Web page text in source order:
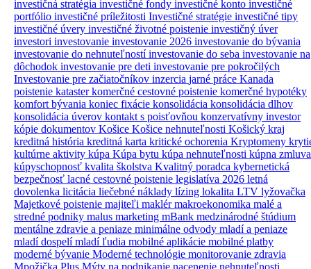
investičná stratégia investičné fondy investičné konto investičné
portfólio investičné príležitosti Investičné stratégie investičné tipy
investičné úvery investičné životné poistenie investičný úver
investori investovanie investovanie 2026 investovanie do bývania
investovanie do nehnuteľnostíinvestovanie do seba investovanie na
dôchodok investovanie pre deti investovanie pre pokročilých
Investovanie pre začiatočníkov inzercia jarné práce Kanada
poistenie katasterkomerčné cestovné poistenie komerčné hypotéky
komfort bývania koniec fixácie konsolidácia konsolidácia dlhov
konsolidácia úverov kontakt s poisťovňou konzervatívny investor
kópie dokumentov Košice Košice nehnuteľnosti Košický kraj
kreditná história kreditná karta kritické ochorenia Kryptomeny
kultúrne aktivity kúpa Kúpa bytu kúpa nehnuteľnosti kúpna zmluva
kúpyschopnosť kvalita školstva Kvalitný poradca kybernetická
bezpečnosť lacné cestovné poistenie legislatíva 2026 letná
dovolenka licitácia liečebné náklady lízing lokalita LTV lyžovačka
Majetkové poistenie majiteľi maklérmakroekonomika malé a
stredné podniky malus marketing mBank medzinárodné štúdium
mentálne zdravie a peniaze minimálne odvody mladí a peniaze
mladí dospelímladí ľudia mobilné aplikácie mobilné platby
moderné bývanie Moderné technológie monitorovanie zdravia
Mpožička Plus Mýty na podnikanie nacenenie nehnuteľnosti